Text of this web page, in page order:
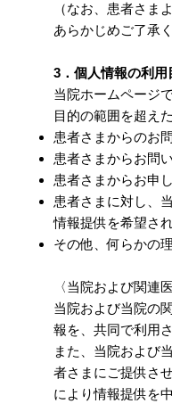
（なお、患者さま
あらかじめご了承
3．個人情報の利用
当院ホームページ
目的の範囲を超え
患者さまからのお
患者さまからお問
患者さまからお申
患者さまに対し、
情報提供を希望さ
その他、何らかの
〈当院および関連
当院および当院の
報を、共同で利用
また、当院および
者さまにご提供さ
により情報提供を